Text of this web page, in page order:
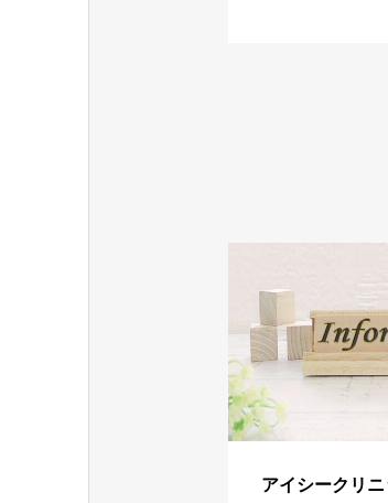
アイシークリ